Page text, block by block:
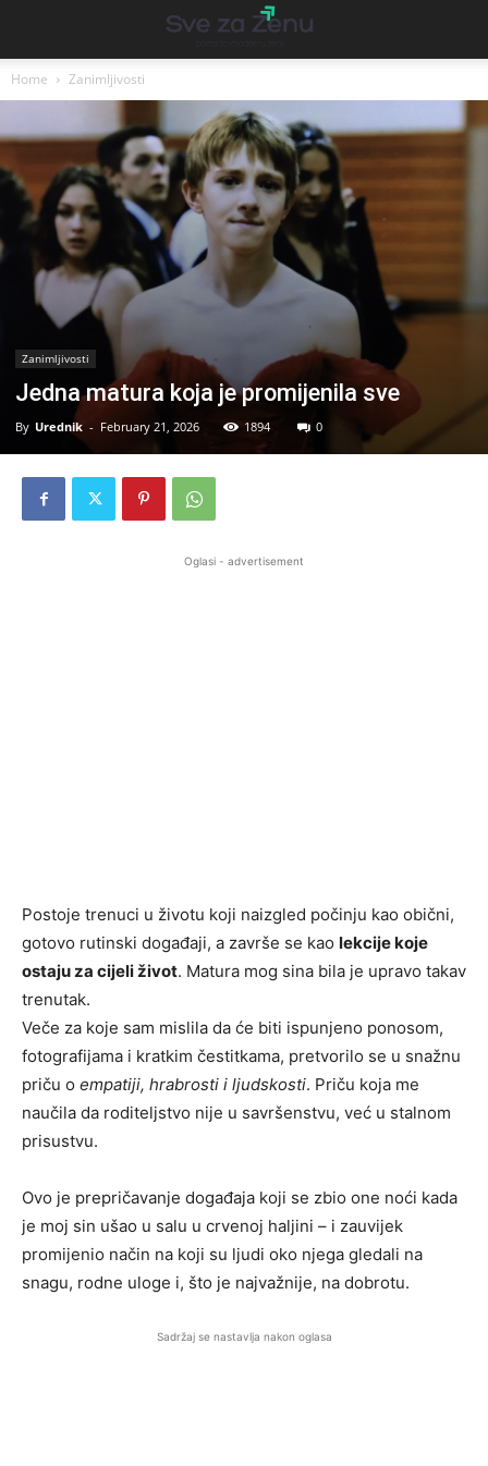
Home Zanimljivosti
Zanimljivosti
Jedna matura koja je promijenila sve
By Urednik - February 21, 2026 1894 0
Oglasi - advertisement
Postoje trenuci u životu koji naizgled počinju kao obični,
gotovo rutinski događaji, a završe se kao lekcije koje
ostaju za cijeli život. Matura mog sina bila je upravo takav
trenutak.
Veče za koje sam mislila da će biti ispunjeno ponosom,
fotografijama i kratkim čestitkama, pretvorilo se u snažnu
priču o empatiji, hrabrosti i ljudskosti. Priču koja me
naučila da roditeljstvo nije u savršenstvu, već u stalnom
prisustvu.
Ovo je prepričavanje događaja koji se zbio one noći kada
je moj sin ušao u salu u crvenoj haljini – i zauvijek
promijenio način na koji su ljudi oko njega gledali na
snagu, rodne uloge i, što je najvažnije, na dobrotu.
Sadržaj se nastavlja nakon oglasa